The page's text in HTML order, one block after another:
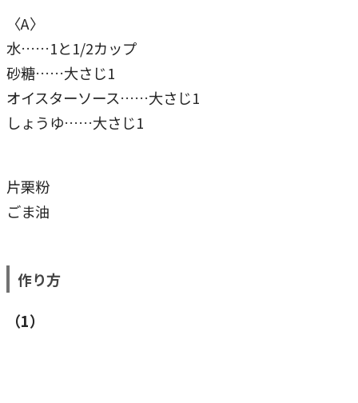
〈A〉
水……1と1/2カップ
砂糖……大さじ1
オイスターソース……大さじ1
しょうゆ……大さじ1
片栗粉
ごま油
作り方
（1）